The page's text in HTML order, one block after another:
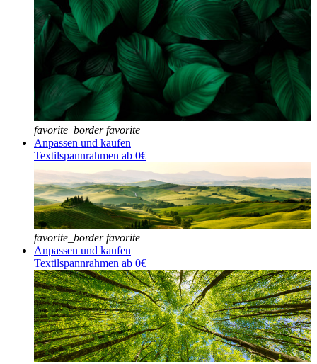
favorite_border favorite
Anpassen und kaufen
Textilspannrahmen ab 0€
favorite_border favorite
Anpassen und kaufen
Textilspannrahmen ab 0€